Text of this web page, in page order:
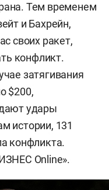
Тем временем
и Бахрейн,
своих ракет,
конфликт.
затягивания
$200,
удары
истории, 131
конфликта.
Online».